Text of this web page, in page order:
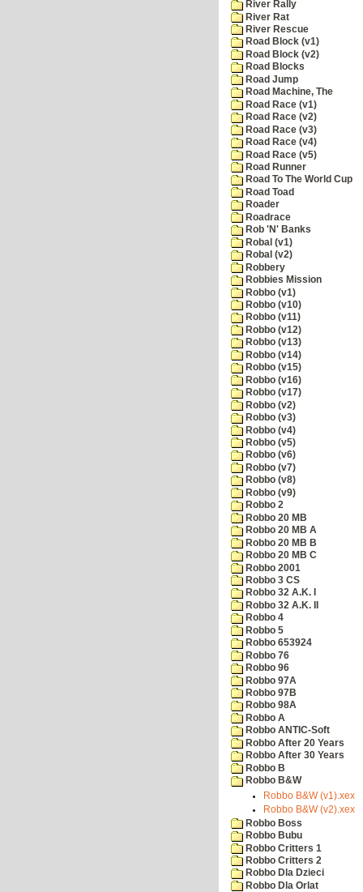
River Rally
River Rat
River Rescue
Road Block (v1)
Road Block (v2)
Road Blocks
Road Jump
Road Machine, The
Road Race (v1)
Road Race (v2)
Road Race (v3)
Road Race (v4)
Road Race (v5)
Road Runner
Road To The World Cup
Road Toad
Roader
Roadrace
Rob 'N' Banks
Robal (v1)
Robal (v2)
Robbery
Robbies Mission
Robbo (v1)
Robbo (v10)
Robbo (v11)
Robbo (v12)
Robbo (v13)
Robbo (v14)
Robbo (v15)
Robbo (v16)
Robbo (v17)
Robbo (v2)
Robbo (v3)
Robbo (v4)
Robbo (v5)
Robbo (v6)
Robbo (v7)
Robbo (v8)
Robbo (v9)
Robbo 2
Robbo 20 MB
Robbo 20 MB A
Robbo 20 MB B
Robbo 20 MB C
Robbo 2001
Robbo 3 CS
Robbo 32 A.K. I
Robbo 32 A.K. II
Robbo 4
Robbo 5
Robbo 653924
Robbo 76
Robbo 96
Robbo 97A
Robbo 97B
Robbo 98A
Robbo A
Robbo ANTIC-Soft
Robbo After 20 Years
Robbo After 30 Years
Robbo B
Robbo B&W
Robbo B&W (v1).xex
Robbo B&W (v2).xex
Robbo Boss
Robbo Bubu
Robbo Critters 1
Robbo Critters 2
Robbo Dla Dzieci
Robbo Dla Orlat